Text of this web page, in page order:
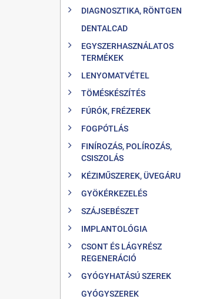
DIAGNOSZTIKA, RÖNTGEN
DENTALCAD
EGYSZERHASZNÁLATOS
TERMÉKEK
LENYOMATVÉTEL
TÖMÉSKÉSZÍTÉS
FÚRÓK, FRÉZEREK
FOGPÓTLÁS
FINÍROZÁS, POLÍROZÁS,
CSISZOLÁS
KÉZIMŰSZEREK, ÜVEGÁRU
GYÖKÉRKEZELÉS
SZÁJSEBÉSZET
IMPLANTOLÓGIA
CSONT ÉS LÁGYRÉSZ
REGENERÁCIÓ
GYÓGYHATÁSÚ SZEREK
GYÓGYSZEREK